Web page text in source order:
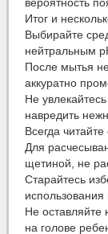
Итог и
Выбирайте
нейтральным
После мытья
аккуратно
Не
навредить
Всегда
Для
щетиной, не
Старайтесь
использования
Не оставляйте
на голове